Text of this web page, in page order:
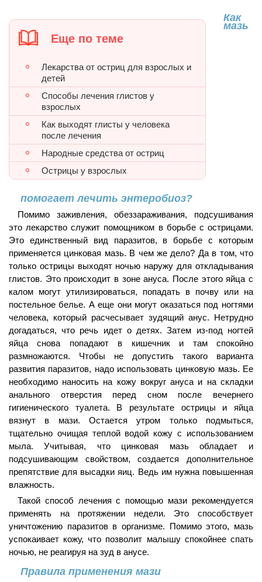
Еще по теме
Лекарства от остриц для взрослых и
детей
Способы лечения глистов у
взрослых
Как выходят глисты у человека
после лечения
Народные средства от остриц
Острицы у взрослых
Как
мазь
помогает лечить энтеробиоз?
Помимо заживления, обеззараживания, подсушивания
это лекарство служит помощником в борьбе с острицами.
Это единственный вид паразитов, в борьбе с которым
применяется цинковая мазь. В чем же дело? Да в том, что
только острицы выходят ночью наружу для откладывания
глистов. Это происходит в зоне ануса. После этого яйца с
калом могут утилизироваться, попадать в почву или на
постельное белье. А еще они могут оказаться под ногтями
человека, который расчесывает зудящий анус. Нетрудно
догадаться, что речь идет о детях. Затем из-под ногтей
яйца снова попадают в кишечник и там спокойно
размножаются. Чтобы не допустить такого варианта
развития паразитов, надо использовать цинковую мазь. Ее
необходимо наносить на кожу вокруг ануса и на складки
анального отверстия перед сном после вечернего
гигиенического туалета. В результате острицы и яйца
вязнут в мази. Остается утром только подмыться,
тщательно очищая теплой водой кожу с использованием
мыла. Учитывая, что цинковая мазь обладает и
подсушивающим свойством, создается дополнительное
препятствие для высадки яиц. Ведь им нужна повышенная
влажность.
Такой способ лечения с помощью мази рекомендуется
применять на протяжении недели. Это способствует
уничтожению паразитов в организме. Помимо этого, мазь
успокаивает кожу, что позволит малышу спокойнее спать
ночью, не реагируя на зуд в анусе.
Правила применения мази